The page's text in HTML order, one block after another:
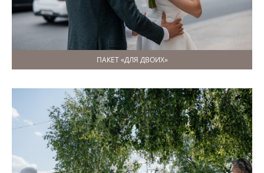
ПАКЕТ «ДЛЯ ДВОИХ»